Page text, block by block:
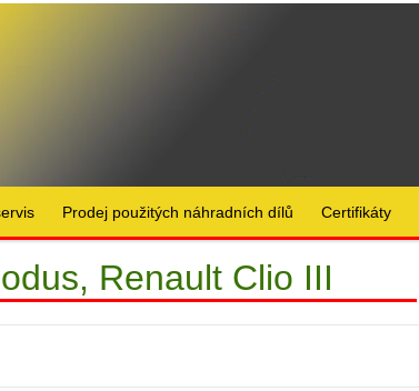
Prodej použitých náhradních dílů Certifikáty
Renault Clio III